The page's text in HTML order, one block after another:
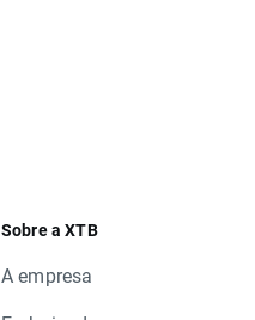
Sobre a XTB
A empresa